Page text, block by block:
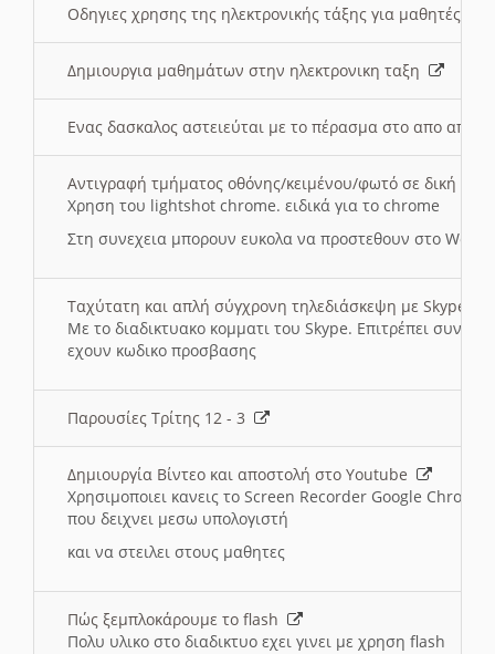
Οδηγιες χρησης της ηλεκτρονικής τάξης για μαθητές
Δημιουργια μαθημάτων στην ηλεκτρονικη ταξη
Ενας δασκαλος αστειεύται με το πέρασμα στο απο
Αντιγραφή τμήματος οθόνης/κειμένου/φωτό σε δική
Χρηση του lightshot chrome. ειδικά για το chrome
Στη συνεχεια μπορουν ευκολα να προστεθουν στο Word
Ταχύτατη και απλή σύγχρονη τηλεδιάσκεψη με Skype
Με το διαδικτυακο κομματι του Skype. Επιτρέπει
εχουν κωδικο προσβασης
Παρουσίες Τρίτης 12 - 3
Δημιουργία Βίντεο και αποστολή στο Youtube
Χρησιμοποιει κανεις το Screen Recorder Google Chrome
που δειχνει μεσω υπολογιστή
και να στειλει στους μαθητες
Πώς ξεμπλοκάρουμε το flash
Πολυ υλικο στο διαδικτυο εχει γινει με χρηση flash